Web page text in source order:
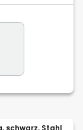
schwarz, Stahl